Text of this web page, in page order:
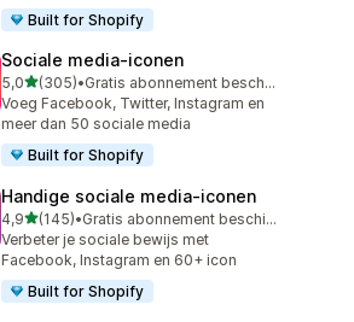
Built for Shopify
Sociale media‑iconen
5,0van 5 sterren
(305)
305 recensies in totaal
•
Gratis abonnement beschikbaar
Voeg Facebook, Twitter, Instagram en
meer dan 50 sociale media
Built for Shopify
Handige sociale media‑iconen
4,9van 5 sterren
(145)
145 recensies in totaal
•
Gratis abonnement beschikbaar
Verbeter je sociale bewijs met
Facebook, Instagram en 60+ icon
Built for Shopify